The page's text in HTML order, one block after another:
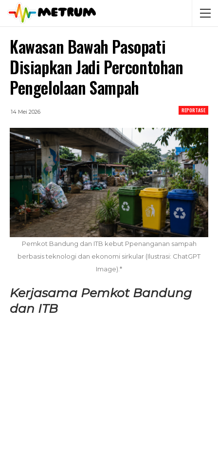
Kawasan Bawah Pasopati
Disiapkan Jadi Percontohan
Pengelolaan Sampah
REPORTASE
14 Mei 2026
Pemkot Bandung dan ITB kebut Ppenanganan sampah
berbasis teknologi dan ekonomi sirkular (Ilustrasi: ChatGPT
Image).*
Kerjasama Pemkot Bandung
dan ITB